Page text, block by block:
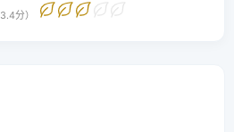
3.4分）